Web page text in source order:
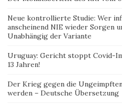
Neue kontrollierte Studie: Wer
anscheinend NIE wieder Sorgen
Unabhängig der Variante
Uruguay: Gericht stoppt Covid-
13 Jahren!
Der Krieg gegen die
werden – Deutsche Übersetzung